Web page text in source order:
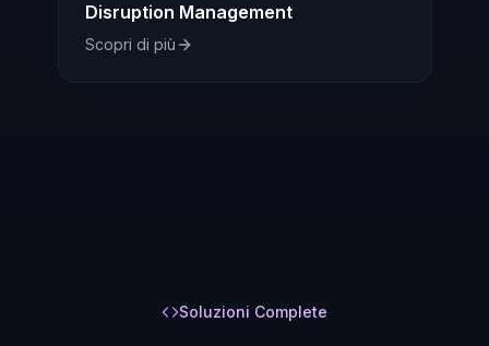
Disruption Management
Scopri di più
Soluzioni Complete